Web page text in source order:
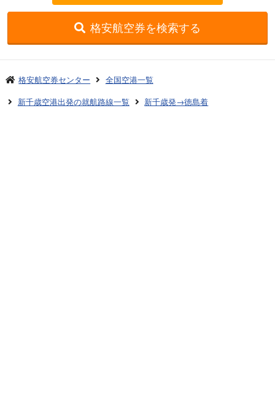
格安航空券を検索する
格安航空券センター
全国空港一覧
新千歳空港出発の就航路線一覧
新千歳発→徳島着